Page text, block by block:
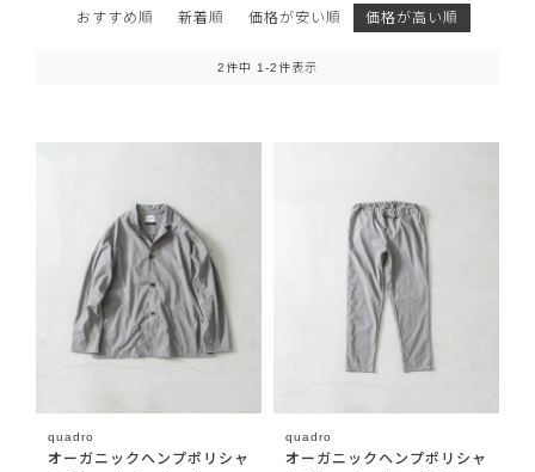
おすすめ順 新着順 価格が安い順 価格が高い順
2件中 1 -2件表示
quadro
オーガニックヘンプポリシャ
quadro
オーガニックヘンプポリシャ